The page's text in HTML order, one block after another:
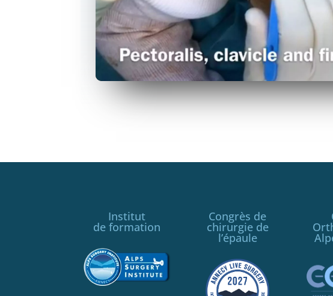
Institut
de formation
Congrès de
chirurgie de
l’épaule